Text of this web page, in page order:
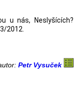
u nás, Neslyšících?
2012.
Petr Vysuček